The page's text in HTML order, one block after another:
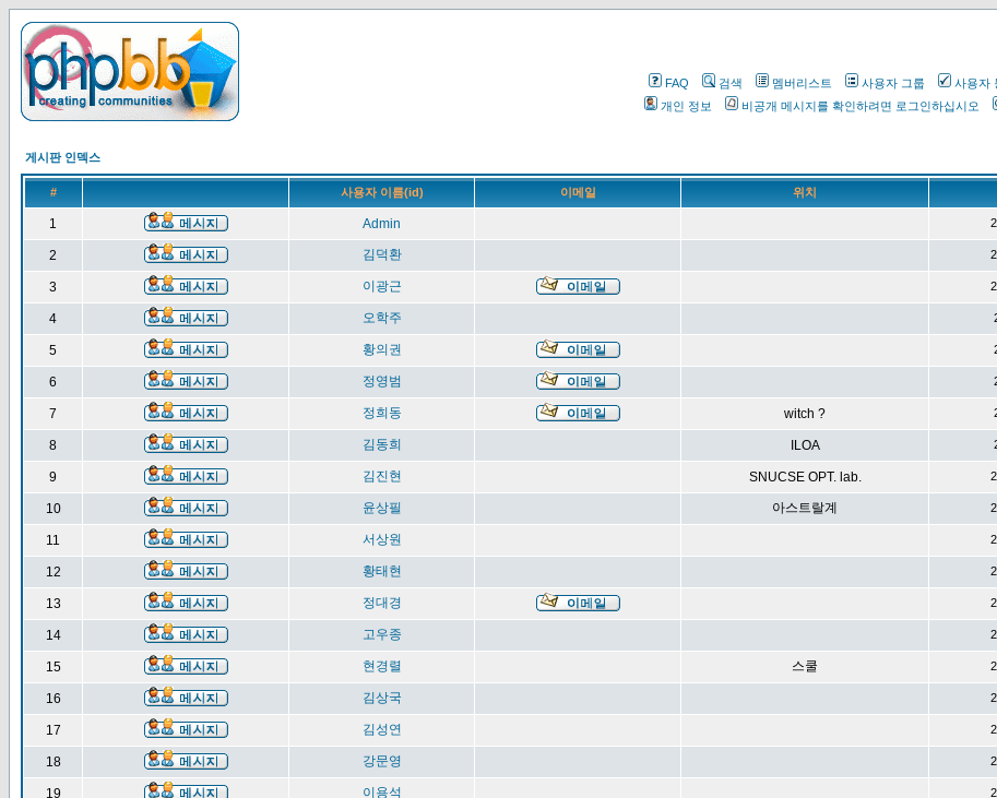
FAQ 검색 멤버리스트 사용자 그룹
사용자
개인 정보
비공개 메시지를 확인하려면 로그인하십시오
게시판 인덱스
# 사용자 이름(id) 이메일 위치
1 Admin
2 김덕환
3 이광근
4 오학주
5 황의권
6 정영범
7 정희동 witch ?
8 김동희 ILOA
9 김진현 SNUCSE OPT. lab.
10 윤상필 아스트랄계
11 서상원
12 황태현
13 정대경
14 고우종
15 현경렬 스쿨
16 김상국
17 김성연
18 강문영
19 이용석